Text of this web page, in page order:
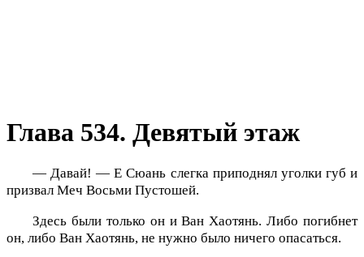
Глава 534. Девятый этаж
— Давай! — Е Сюань слегка приподнял уголки губ и
призвал Меч Восьми Пустошей.
Здесь были только он и Ван Хаотянь. Либо погибнет
он, либо Ван Хаотянь, не нужно было ничего опасаться.